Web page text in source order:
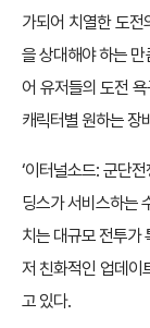
가되어 치열한 도전
을 상대해야 하는 만
어 유저들의 도전 욕
캐릭터별 원하는 장
‘이터널소드: 군단
딩스가 서비스하는
치는 대규모 전투가
저 친화적인 업데이
고 있다.